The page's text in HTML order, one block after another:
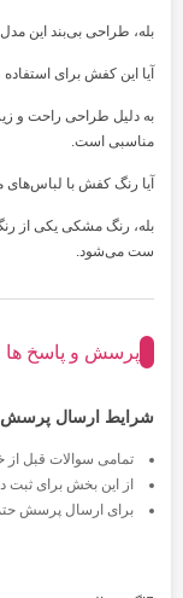
بله، طراحی بی‌بند این
آیا این کفش برای
به دلیل طراحی راحت و
مناسبی است.
آیا رنگ کفش با
بله، رنگ مشکی یکی از
ست می‌شود.
پرسش و پاسخ ها
شرایط ارسال پرسش
تمامی سوالات قبل از
از این بخش برای ثبت
برای ارسال پرسش